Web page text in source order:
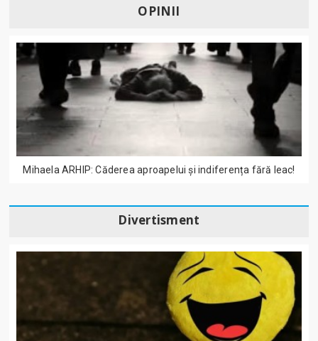
OPINII
Mihaela ARHIP: Căderea aproapelui și indiferența fără leac!
Divertisment